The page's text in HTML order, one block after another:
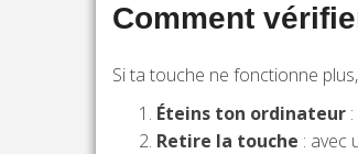
Comment
Si ta touche ne fonctionne
Éteins ton ordinateur
Retire la touche : avec